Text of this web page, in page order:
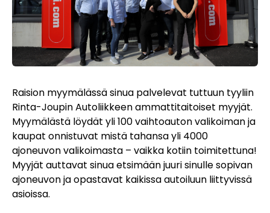
Raision myymälässä sinua palvelevat tuttuun tyyliin
Rinta-Joupin Autoliikkeen ammattitaitoiset myyjät.
Myymälästä löydät yli 100 vaihtoauton valikoiman ja
kaupat onnistuvat mistä tahansa yli 4000
ajoneuvon valikoimasta – vaikka kotiin toimitettuna!
Myyjät auttavat sinua etsimään juuri sinulle sopivan
ajoneuvon ja opastavat kaikissa autoiluun liittyvissä
asioissa.